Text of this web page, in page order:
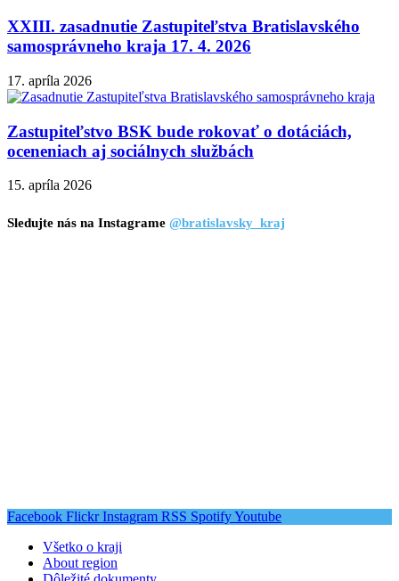
XXIII. zasadnutie Zastupiteľstva Bratislavského
samosprávneho kraja 17. 4. 2026
17. apríla 2026
Zastupiteľstvo BSK bude rokovať o dotáciách,
oceneniach aj sociálnych službách
15. apríla 2026
Sledujte nás na Instagrame @bratislavsky_kraj
Facebook Flickr Instagram RSS SpotifyYoutube
Všetko o kraji
About region